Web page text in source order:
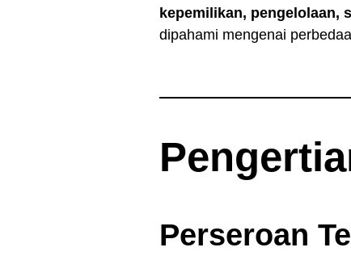
kepemilikan, pengelolaan,
dipahami mengenai
Perseroan